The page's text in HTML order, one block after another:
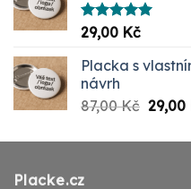
Hodnocení
5.00
29,00 Kč
Placka s
návrh
87,00Kč
byla:
29,00
Placke.cz